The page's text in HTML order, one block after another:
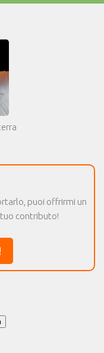
puoi offrirmi un
tuo contributo!